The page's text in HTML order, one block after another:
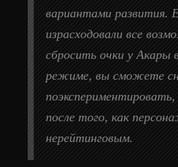
вариантами развития.
израсходовали все
сбросить очки у Акары
режиме, вы сможете
после того, как
нерейтинговым.